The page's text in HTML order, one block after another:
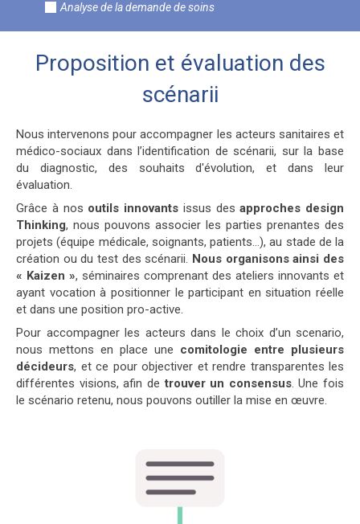
Analyse de la demande de soins
Proposition et évaluation des
scénarii
Nous intervenons pour accompagner les acteurs sanitaires et
médico-sociaux dans l’identification de scénarii, sur la base
du diagnostic, des souhaits d'évolution, et dans leur
évaluation.
Grâce à nos outils innovants issus desapproches design
Thinking, nous pouvons associer les parties prenantes des
projets (équipe médicale, soignants, patients…), au stade de la
création ou du test des scénarii. Nous organisons ainsi des
« Kaizen », séminaires comprenant des ateliers innovants et
ayant vocation à positionner le participant en situation réelle
et dans une position pro-active.
Pour accompagner les acteurs dans le choix d’un scenario,
nous mettons en place une comitologie entre plusieurs
décideurs, et ce pour objectiver et rendre transparentes les
différentes visions, afin detrouver un consensus. Une fois
le scénario retenu, nous pouvons outiller la mise en œuvre.